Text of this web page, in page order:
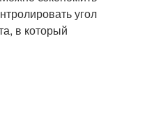
угол
в который